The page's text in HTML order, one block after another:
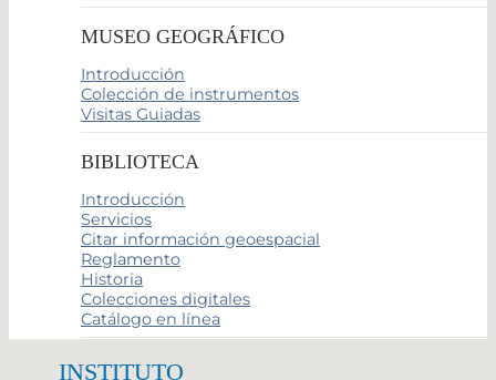
MUSEO GEOGRÁFICO
Introducción
Colección de instrumentos
Visitas Guiadas
BIBLIOTECA
Introducción
Servicios
Citar información geoespacial
Reglamento
Historia
Colecciones digitales
Catálogo en línea
INSTITUTO